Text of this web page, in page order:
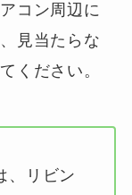
コン周辺に
見当たらな
ください。
、リビン